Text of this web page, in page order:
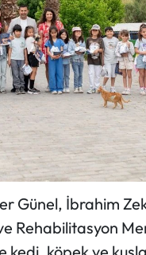
Günel, İbrahim
Rehabilitasyon